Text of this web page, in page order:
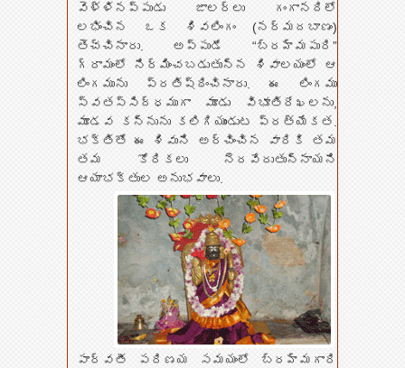
వెళ్ళినప్పుడు జాలర్లు గంగానదిలో
లభించిన ఒక శివలింగం (నర్మదబాణం)
తెచ్చినారు. అప్పుడే “బ్రహ్మపురి”
గ్రామంలో నిర్మించబడుతున్న శివాలయంలో ఆ
లింగమును ప్రతిష్ఠించినారు. ఈ లింగము
స్వతస్సిద్ధముగా మూడు విభూతిరేఖలను,
మూడవ కన్నును కలిగియుండుట ప్రత్యేకత.
భక్తితో ఈ శివుని అర్చించిన వారికి తమ
తమ కోరికలు నెరవేరుతున్నాయని
ఆయాభక్తుల అనుభవాలు.
పార్వతీ పరిణయ సమయంలో బ్రహ్మగారి